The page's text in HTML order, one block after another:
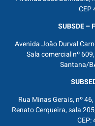
CEP
SUBSDE –
Avenida João Durval
Sala comercial nº
Santana/
Rua Minas Gerais, nº
Renato Cerqueira, sala
CEP: